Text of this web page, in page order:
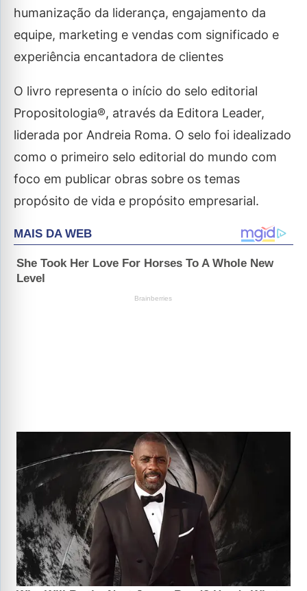
humanização da liderança, engajamento da
equipe, marketing e vendas com significado e
experiência encantadora de clientes
O livro representa o início do selo editorial
Propositologia®️, através da Editora Leader,
liderada por Andreia Roma. O selo foi idealizado
como o primeiro selo editorial do mundo com
foco em publicar obras sobre os temas
propósito de vida e propósito empresarial.